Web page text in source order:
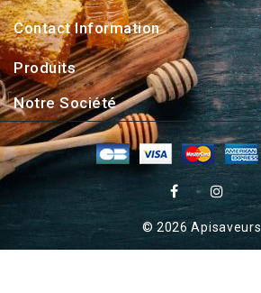
Contact Information
Produits
Notre Société
© 2026 Apisaveurs